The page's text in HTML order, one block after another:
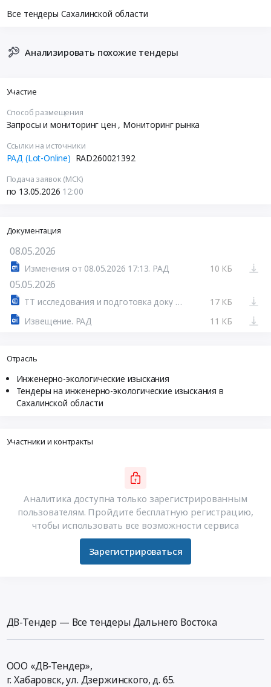
Все тендеры Сахалинской области
Анализировать похожие тендеры
Участие
Способ размещения
Запросы и мониторинг цен , Мониторинг рынка
Ссылки на источники
РАД (Lot-Online) RAD260021392
Подача заявок (МСК)
по 13.05.2026 12:00
Документация
08.05.2026
Изменения от 08.05.2026 17:13. РАД 10 КБ
05.05.2026
ТТ исследования и подготовка доку ментов для площа дки 05,05,26.docx
17 КБ
Извещение. РАД
11 КБ
Отрасль
Инженерно-экологические изыскания
Тендеры на инженерно-экологические изыскания в
Сахалинской области
Участники и контракты
Аналитика доступна только зарегистрированным
пользователям. Пройдите бесплатную регистрацию,
чтобы использовать все возможности сервиса
Зарегистрироваться
ДВ-Тендер — Все тендеры Дальнего Востока
ООО «ДВ-Тендер»,
г. Хабаровск,ул. Дзержинского, д. 65.